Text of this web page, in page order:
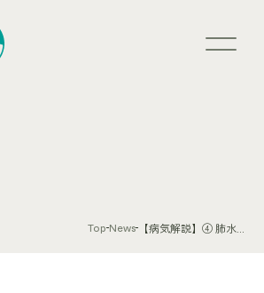
Top News 【病気解説】④ 肺水...